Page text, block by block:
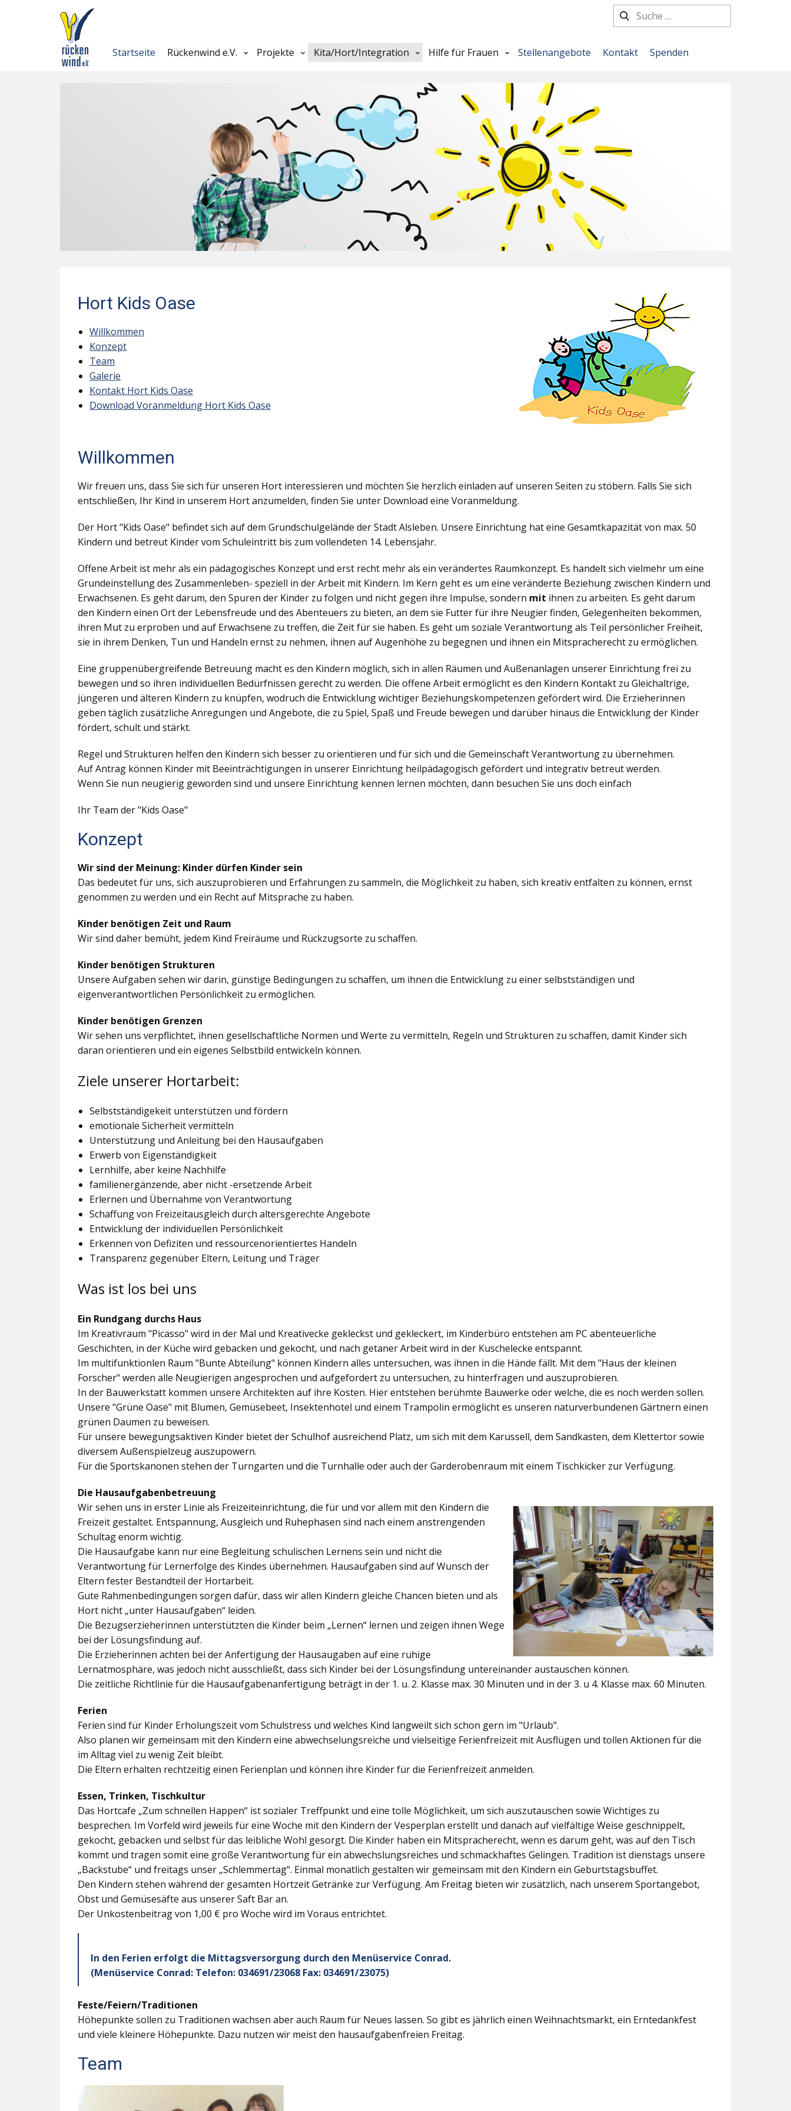
Startseite Rückenwind e.V. Projekte Kita/Hort/Integration Hilfe für Frauen Stellenangebote Kontakt Spenden
Hort Kids Oase
Willkommen
Konzept
Team
Galerie
Kontakt Hort Kids Oase
Download Voranmeldung Hort Kids Oase
Willkommen
Wir freuen uns, dass Sie sich für unseren Hort interessieren und möchten Sie herzlich einladen auf unseren Seiten zu stöbern. Falls Sie sich
entschließen, Ihr Kind in unserem Hort anzumelden, finden Sie unter Download eine Voranmeldung.
Der Hort "Kids Oase" befindet sich auf dem Grundschulgelände der Stadt Alsleben. Unsere Einrichtung hat eine Gesamtkapazität von max. 50
Kindern und betreut Kinder vom Schuleintritt bis zum vollendeten 14. Lebensjahr.
Offene Arbeit ist mehr als ein pädagogisches Konzept und erst recht mehr als ein verändertes Raumkonzept. Es handelt sich vielmehr um eine
Grundeinstellung des Zusammenleben- speziell in der Arbeit mit Kindern. Im Kern geht es um eine veränderte Beziehung zwischen Kindern und
Erwachsenen. Es geht darum, den Spuren der Kinder zu folgen und nicht gegen ihre Impulse, sondern mit ihnen zu arbeiten. Es geht darum
den Kindern einen Ort der Lebensfreude und des Abenteuers zu bieten, an dem sie Futter für ihre Neugier finden, Gelegenheiten bekommen,
ihren Mut zu erproben und auf Erwachsene zu treffen, die Zeit für sie haben. Es geht um soziale Verantwortung als Teil persönlicher Freiheit,
sie in ihrem Denken, Tun und Handeln ernst zu nehmen, ihnen auf Augenhöhe zu begegnen und ihnen ein Mitspracherecht zu ermöglichen.
Eine gruppenübergreifende Betreuung macht es den Kindern möglich, sich in allen Räumen und Außenanlagen unserer Einrichtung frei zu
bewegen und so ihren individuellen Bedürfnissen gerecht zu werden. Die offene Arbeit ermöglicht es den Kindern Kontakt zu Gleichaltrige,
jüngeren und älteren Kindern zu knüpfen, wodruch die Entwicklung wichtiger Beziehungskompetenzen gefördert wird. Die Erzieherinnen
geben täglich zusätzliche Anregungen und Angebote, die zu Spiel, Spaß und Freude bewegen und darüber hinaus die Entwicklung der Kinder
fördert, schult und stärkt.
Regel und Strukturen helfen den Kindern sich besser zu orientieren und für sich und die Gemeinschaft Verantwortung zu übernehmen.
Auf Antrag können Kinder mit Beeinträchtigungen in unserer Einrichtung heilpädagogisch gefördert und integrativ betreut werden.
Wenn Sie nun neugierig geworden sind und unsere Einrichtung kennen lernen möchten, dann besuchen Sie uns doch einfach
Ihr Team der "Kids Oase"
Konzept
Wir sind der Meinung: Kinder dürfen Kinder sein
Das bedeutet für uns, sich auszuprobieren und Erfahrungen zu sammeln, die Möglichkeit zu haben, sich kreativ entfalten zu können, ernst
genommen zu werden und ein Recht auf Mitsprache zu haben.
Kinder benötigen Zeit und Raum
Wir sind daher bemüht, jedem Kind Freiräume und Rückzugsorte zu schaffen.
Kinder benötigen Strukturen
Unsere Aufgaben sehen wir darin, günstige Bedingungen zu schaffen, um ihnen die Entwicklung zu einer selbstständigen und
eigenverantwortlichen Persönlichkeit zu ermöglichen.
Kinder benötigen Grenzen
Wir sehen uns verpflichtet, ihnen gesellschaftliche Normen und Werte zu vermitteln, Regeln und Strukturen zu schaffen, damit Kinder sich
daran orientieren und ein eigenes Selbstbild entwickeln können.
Ziele unserer Hortarbeit:
Selbstständigekeit unterstützen und fördern
emotionale Sicherheit vermitteln
Unterstützung und Anleitung bei den Hausaufgaben
Erwerb von Eigenständigkeit
Lernhilfe, aber keine Nachhilfe
familienergänzende, aber nicht -ersetzende Arbeit
Erlernen und Übernahme von Verantwortung
Schaffung von Freizeitausgleich durch altersgerechte Angebote
Entwicklung der individuellen Persönlichkeit
Erkennen von Defiziten und ressourcenorientiertes Handeln
Transparenz gegenüber Eltern, Leitung und Träger
Was ist los bei uns
Ein Rundgang durchs Haus
Im Kreativraum "Picasso" wird in der Mal und Kreativecke gekleckst und gekleckert, im Kinderbüro entstehen am PC abenteuerliche
Geschichten, in der Küche wird gebacken und gekocht, und nach getaner Arbeit wird in der Kuschelecke entspannt.
Im multifunktionlen Raum "Bunte Abteilung" können Kindern alles untersuchen, was ihnen in die Hände fällt. Mit dem "Haus der kleinen
Forscher" werden alle Neugierigen angesprochen und aufgefordert zu untersuchen, zu hinterfragen und auszuprobieren.
In der Bauwerkstatt kommen unsere Architekten auf ihre Kosten. Hier entstehen berühmte Bauwerke oder welche, die es noch werden sollen.
Unsere "Grüne Oase" mit Blumen, Gemüsebeet, Insektenhotel und einem Trampolin ermöglicht es unseren naturverbundenen Gärtnern einen
grünen Daumen zu beweisen.
Für unsere bewegungsaktiven Kinder bietet derSchulhofausreichend Platz, um sich mit dem Karussell, dem Sandkasten, dem Klettertor sowie
diversem Außenspielzeug auszupowern.
Für die Sportskanonen stehen der Turngarten und die Turnhalle oder auch derGarderobenraum mit einem Tischkicker zur Verfügung.
Die Hausaufgabenbetreuung
Wir sehen uns in erster Linie als Freizeiteinrichtung, die für und vor allem mit den Kindern die
Freizeit gestaltet. Entspannung, Ausgleich und Ruhephasen sind nach einem anstrengenden
Schultag enorm wichtig.
Die Hausaufgabe kann nur eine Begleitung schulischen Lernens sein und nicht die
Verantwortung für Lernerfolge des Kindes übernehmen. Hausaufgaben sind auf Wunsch der
Eltern fester Bestandteil der Hortarbeit.
Gute Rahmenbedingungen sorgen dafür, dass wir allen Kindern gleiche Chancen bieten und als
Hort nicht „unter Hausaufgaben“ leiden.
Die Bezugserzieherinnen unterstützten die Kinder beim „Lernen“ lernen und zeigen ihnen Wege
bei der Lösungsfindung auf.
Die Erzieherinnen achten bei der Anfertigung der Hausaugaben auf eine ruhige
Lernatmosphäre, was jedoch nicht ausschließt, dass sich Kinder bei der Lösungsfindung untereinander austauschen können.
Die zeitliche Richtlinie für die Hausaufgabenanfertigung beträgt in der 1. u. 2. Klasse max. 30 Minuten und in der 3. u 4. Klasse max. 60 Minuten.
Ferien
Ferien sind für Kinder Erholungszeit vom Schulstress und welches Kind langweilt sich schon gern im "Urlaub".
Also planen wir gemeinsam mit den Kindern eine abwechselungsreiche und vielseitige Ferienfreizeit mit Ausflügen und tollen Aktionen für die
im Alltag viel zu wenig Zeit bleibt.
Die Eltern erhalten rechtzeitig einen Ferienplan und können ihre Kinder für die Ferienfreizeit anmelden.
Essen, Trinken, Tischkultur
Das Hortcafe „Zum schnellen Happen“ ist sozialer Treffpunkt und eine tolle Möglichkeit, um sich auszutauschen sowie Wichtiges zu
besprechen. Im Vorfeld wird jeweils für eine Woche mit den Kindern der Vesperplan erstellt und danach auf vielfältige Weise geschnippelt,
gekocht, gebacken und selbst für das leibliche Wohl gesorgt. Die Kinder haben ein Mitspracherecht, wenn es darum geht, was auf den Tisch
kommt und tragen somit eine große Verantwortung für ein abwechslungsreiches und schmackhaftes Gelingen. Tradition ist dienstags unsere
„Backstube“ und freitags unser „Schlemmertag“. Einmal monatlich gestalten wir gemeinsam mit den Kindern ein Geburtstagsbuffet.
Den Kindern stehen während der gesamten Hortzeit Getränke zur Verfügung. Am Freitag bieten wir zusätzlich, nach unserem Sportangebot,
Obst und Gemüsesäfte aus unserer Saft Bar an.
Der Unkostenbeitrag von 1,00 € pro Woche wird im Voraus entrichtet.
In den Ferien erfolgt die Mittagsversorgung durch den Menüservice Conrad.
(Menüservice Conrad: Telefon: 034691/23068 Fax: 034691/23075)
Feste/Feiern/Traditionen
Höhepunkte sollen zu Traditionen wachsen aber auch Raum für Neues lassen. So gibt es jährlich einen Weihnachtsmarkt, ein Erntedankfest
und viele kleinere Höhepunkte. Dazu nutzen wir meist den hausaufgabenfreien Freitag.
Team